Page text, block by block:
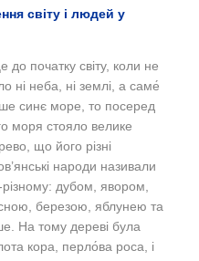
світу і людей у
до початку світу, коли не
ні неба, ні землі, а саме́
синє море, то посеред
моря стояло велике
що його різні
народи називали
дубом, явором,
березою, яблунею та
На тому дереві була
кора, перло́ва роса, і